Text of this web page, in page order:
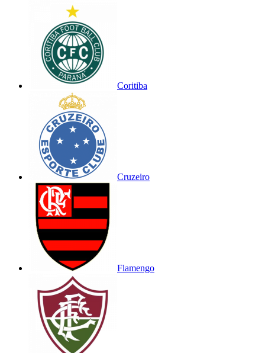
Coritiba
Cruzeiro
Flamengo